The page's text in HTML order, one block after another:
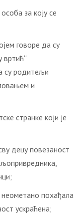
за коју се
говоре да су
вртић“
су родитељи
и
странке који је
децу повезаност
похађала
ускраћена;